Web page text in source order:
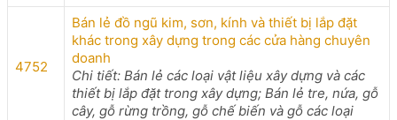
4752
Bán lẻ đồ ngũ kim, sơn, kính và thiết bị lắp đặt
khác trong xây dựng trong các cửa hàng chuyên
doanh
Chi tiết: Bán lẻ các loại vật liệu xây dựng và các
thiết bị lắp đặt trong xây dựng; Bán lẻ tre, nứa, gỗ
cây, gỗ rừng trồng, gỗ chế biến và gỗ các loại